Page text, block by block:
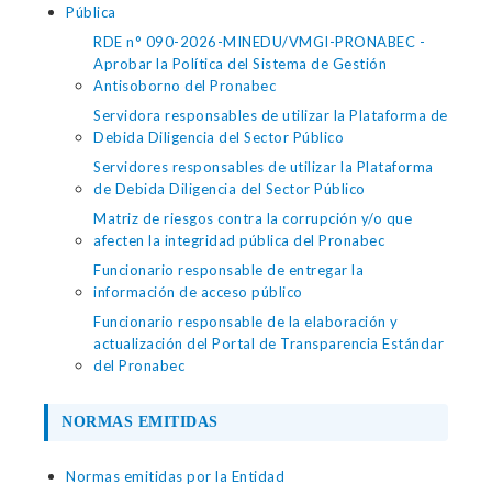
Pública
RDE n° 090-2026-MINEDU/VMGI-PRONABEC -
Aprobar la Política del Sistema de Gestión
Antisoborno del Pronabec
Servidora responsables de utilizar la Plataforma de
Debida Diligencia del Sector Público
Servidores responsables de utilizar la Plataforma
de Debida Diligencia del Sector Público
Matriz de riesgos contra la corrupción y/o que
afecten la integridad pública del Pronabec
Funcionario responsable de entregar la
información de acceso público
Funcionario responsable de la elaboración y
actualización del Portal de Transparencia Estándar
del Pronabec
NORMAS EMITIDAS
Normas emitidas por la Entidad